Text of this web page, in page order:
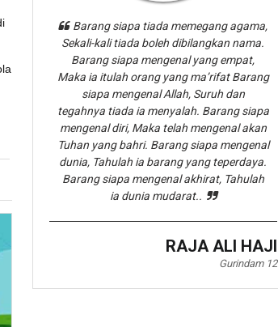
Barang siapa tiada memegang agama,
Sekali-kali tiada boleh dibilangkan nama.
Barang siapa mengenal yang empat,
Maka ia itulah orang yang ma’rifat Barang
siapa mengenal Allah, Suruh dan
tegahnya tiada ia menyalah. Barang siapa
mengenal diri, Maka telah mengenal akan
Tuhan yang bahri. Barang siapa mengenal
dunia, Tahulah ia barang yang teperdaya.
Barang siapa mengenal akhirat, Tahulah
ia dunia mudarat..
RAJA ALI HAJI
Gurindam 12